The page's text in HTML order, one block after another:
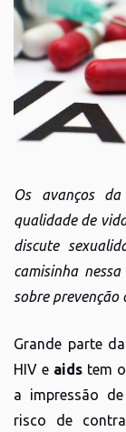
Os avanços
qualidade de
discute
camisinha
sobre prevenção
Grande parte
HIV e aidstem
a impressão
risco de